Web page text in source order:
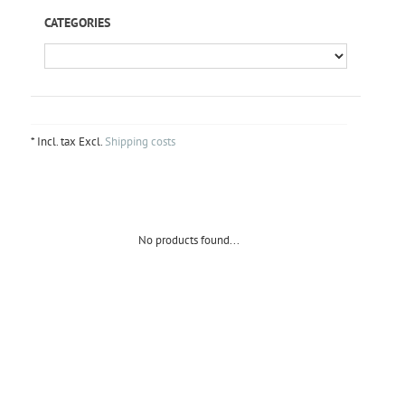
CATEGORIES
* Incl. tax Excl.Shipping costs
No products found...